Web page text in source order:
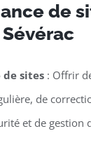
de
Sévérac
sites: Offrir
de
et de gestion